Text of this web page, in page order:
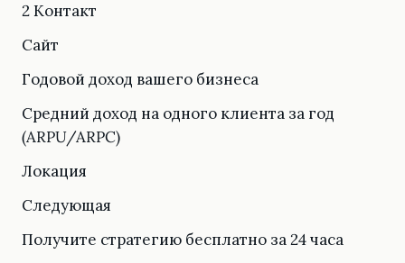
2 Контакт
Сайт
Годовой доход вашего бизнеса
Средний доход на одного клиента за год
(ARPU/ARPC)
Локация
Следующая
Получите стратегию бесплатно за 24 часа